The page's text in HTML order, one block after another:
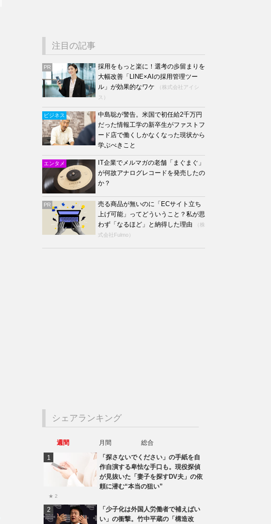
注目の記事
PR
採用をもっと楽に！選考の歩留まりを
大幅改善「LINE×AIの採用管理ツー
ル」が効果的なワケ
（株式会社アイシ
ス）
ビジネス
中島聡が警告。米国で初任給2千万円
だった情報工学の新卒生がファストフ
ード店で働くしかなくなった現状から
学ぶべきこと
エンタメ
IT企業でメルマガの老舗「まぐまぐ」
が何故アナログレコードを発売したの
か？
PR
売る商品が無いのに「ECサイト立ち
上げ可能」ってどういうこと？私が思
わず「なるほど」と納得した理由
（株
式会社Fulmo）
シェアランキング
週間 月間
総合
「探さないでください」の手紙を自
作自演する卑怯な手口も。現役探偵
が見抜いた「妻子を探すDV夫」の依
頼に潜む“本当の狙い”
★ 2
「少子化は外国人労働者で補えばい
い」の衝撃。竹中平蔵の「構造改